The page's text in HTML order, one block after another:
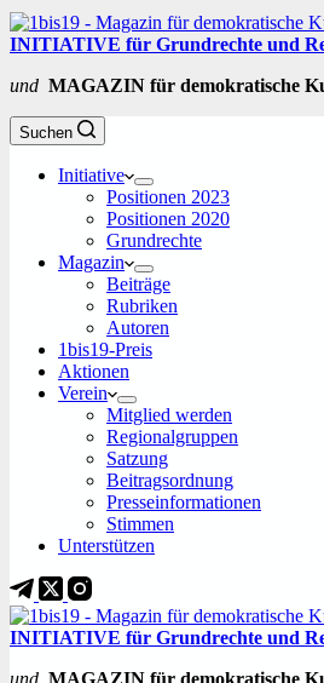
INITIATIVE für Grundrechte und
und MAGAZIN für demokratische
Suchen
Initiative
Positionen 2023
Positionen 2020
Grundrechte
Magazin
Beiträge
Rubriken
Autoren
1bis19-Preis
Aktionen
Verein
Mitglied werden
Regionalgruppen
Satzung
Beitragsordnung
Presseinformationen
Stimmen
Unterstützen
INITIATIVE für Grundrechte und
und MAGAZIN für demokratische